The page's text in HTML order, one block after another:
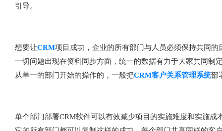
引导。
想要让CRM项目成功，企业的所有部门与人员必须保持共同
一切问题出现在资料同步方面，统一的数据有力于大家共同制
从单一的部门开始的操作的，一般把CRM客户关系管理系统部
单个部门部署CRM软件可以有效减少项目的实施难度和实施